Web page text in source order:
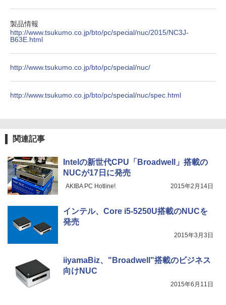
コカ・コーラ やかんの麦茶 from 爽健美茶 ラ
版ビッグガンガンコミックス)
製品情報
http://www.tsukumo.co.jp/bto/pc/special/nuc/2015/NC3J-
B63E.html
http://www.tsukumo.co.jp/bto/pc/special/nuc/
http://www.tsukumo.co.jp/bto/pc/special/nuc/spec.html
関連記事
Intelの新世代CPU「Broadwell」搭載の
NUCが17日に発売
AKIBA PC Hotline! 2015年2月14日
インテル、Core i5-5250U搭載のNUCを
発売
2015年3月3日
iiyamaBiz、"Broadwell"搭載のビジネス
向けNUC
2015年6月11日